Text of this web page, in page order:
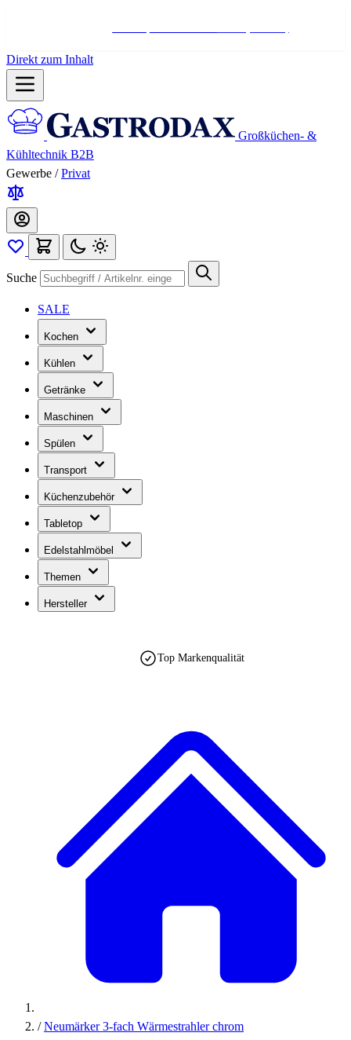
Direkt zum Inhalt
Großküchen- &
Kühltechnik B2B
Gewerbe / Privat
Suche
SALE
Kochen
Kühlen
Getränke
Maschinen
Spülen
Transport
Küchenzubehör
Tabletop
Edelstahlmöbel
Themen
Hersteller
Top Markenqualität
/ Neumärker 3-fach Wärmestrahler chrom